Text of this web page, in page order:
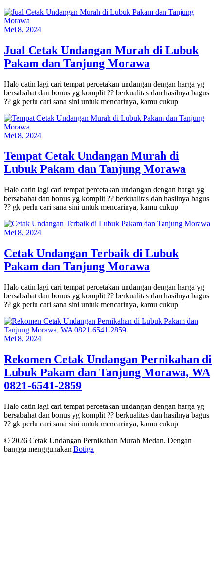
Mei 8, 2024
Jual Cetak Undangan Murah di Lubuk
Pakam dan Tanjung Morawa
Halo catin lagi cari tempat percetakan undangan dengan harga yg
bersabahat dan bonus yg komplit ?? berkualitas dan hasilnya bagus
?? gk perlu cari sana sini untuk mencarinya, kamu cukup
Mei 8, 2024
Tempat Cetak Undangan Murah di
Lubuk Pakam dan Tanjung Morawa
Halo catin lagi cari tempat percetakan undangan dengan harga yg
bersabahat dan bonus yg komplit ?? berkualitas dan hasilnya bagus
?? gk perlu cari sana sini untuk mencarinya, kamu cukup
Mei 8, 2024
Cetak Undangan Terbaik di Lubuk
Pakam dan Tanjung Morawa
Halo catin lagi cari tempat percetakan undangan dengan harga yg
bersabahat dan bonus yg komplit ?? berkualitas dan hasilnya bagus
?? gk perlu cari sana sini untuk mencarinya, kamu cukup
Mei 8, 2024
Rekomen Cetak Undangan Pernikahan di
Lubuk Pakam dan Tanjung Morawa, WA
0821-6541-2859
Halo catin lagi cari tempat percetakan undangan dengan harga yg
bersabahat dan bonus yg komplit ?? berkualitas dan hasilnya bagus
?? gk perlu cari sana sini untuk mencarinya, kamu cukup
© 2026 Cetak Undangan Pernikahan Murah Medan. Dengan
bangga menggunakan Botiga